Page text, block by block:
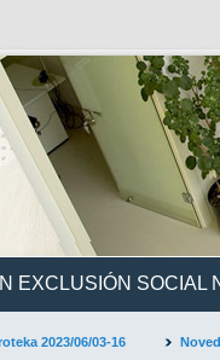
EXCLUSIÓN SOCIAL
2023/06/03-16